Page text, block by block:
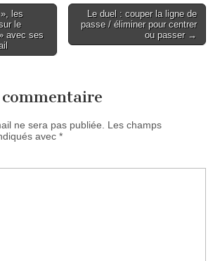
les
le
avec ses
Le duel : couper la ligne de
passe / éliminer pour centrer
ou passer →
ne sera pas publiée.
Les champs
avec *